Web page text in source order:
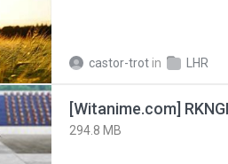
castor-trot in LHR
294.8 MB